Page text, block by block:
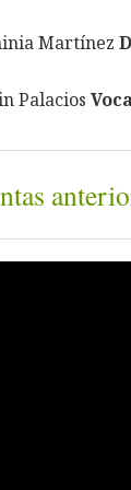
Martínez
Palacios